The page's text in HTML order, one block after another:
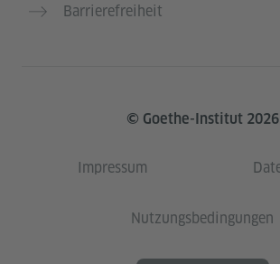
Barrierefreiheit
© Goethe-Institut 2026
Impressum
Nutzungsbedingungen